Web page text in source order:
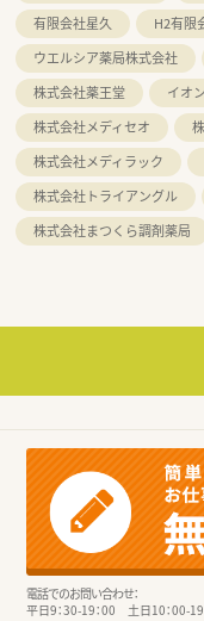
有限会社星久
H2有限
ウエルシア薬局株式会社
株式会社薬王堂
イオ
株式会社メディセオ
株式会社メディラック
株式会社トライアングル
株式会社まつくら調剤薬局
電話でのお問い合わせ：
平日9：30-19：00 土日10：00-19